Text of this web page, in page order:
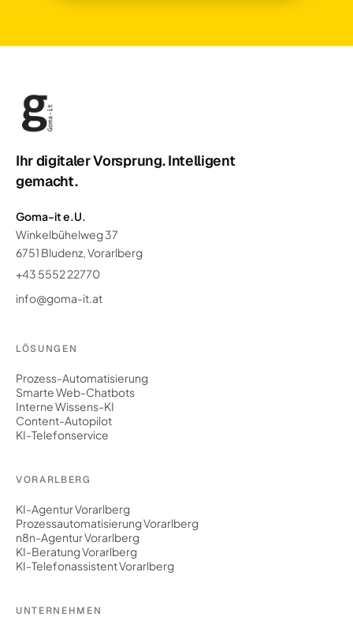
Ihr digitaler Vorsprung. Intelligent
gemacht.
Goma-it e.U.
Winkelbühelweg 37
6751 Bludenz, Vorarlberg
+43 5552 22770
info@goma-it.at
LÖSUNGEN
Prozess-Automatisierung
Smarte Web-Chatbots
Interne Wissens-KI
Content-Autopilot
KI-Telefonservice
VORARLBERG
KI-Agentur Vorarlberg
Prozessautomatisierung Vorarlberg
n8n-Agentur Vorarlberg
KI-Beratung Vorarlberg
KI-Telefonassistent Vorarlberg
UNTERNEHMEN